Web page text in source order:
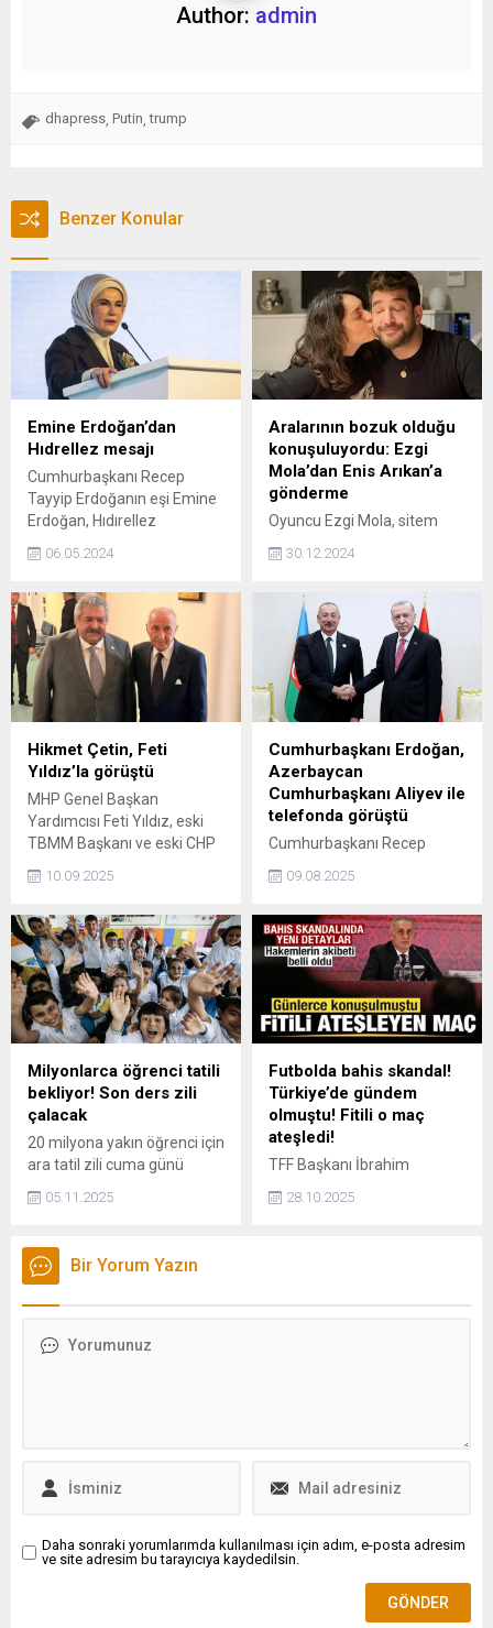
Author: admin
dhapress Putin ,trump
Benzer Konular
Emine Erdoğan’dan
Hıdrellez mesajı
Cumhurbaşkanı Recep
Tayyip Erdoğanın eşi Emine
Erdoğan, Hıdırellez
yayımladı.
06.05.2024
Aralarının bozuk olduğu
konuşuluyordu: Ezgi
Mola’dan Enis Arıkan’a
gönderme
Oyuncu Ezgi Mola, sitem
medya paylaşımında
Mola'nın bir süredir küs
olduğu konuşulan
meslektaşı Enis Arıkan'a
gönderme olarak
yorumlandı.
30.12.2024
Hikmet Çetin, Feti
Yıldız’la görüştü
MHP Genel Başkan
Yardımcısı Feti Yıldız, eski
TBMM Başkanı ve eski CHP
ile TBMM'de görüşme
10.09.2025
Cumhurbaşkanı Erdoğan,
Azerbaycan
Cumhurbaşkanı Aliyev ile
telefonda görüştü
Cumhurbaşkanı Recep
Azerbaycan
Aliyev ile bir telefon
görüşmesi gerçekleştirdi.
09.08.2025
Milyonlarca öğrenci tatili
bekliyor! Son ders zili
çalacak
20 milyona yakın öğrenci için
ara tatil zili cuma günü
lise öğrencileri 9 gün süreyle
05.11.2025
Futbolda bahis skandal!
Türkiye’de gündem
olmuştu! Fitili o maç
ateşledi!
TFF Başkanı İbrahim
açıklamalarıyla Türk
28.10.2025
Bir Yorum Yazın
Daha sonraki yorumlarımda kullanılması için adım, e-posta adresim
ve site adresim bu tarayıcıya kaydedilsin.